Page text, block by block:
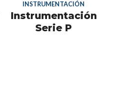
INSTRUMENTACIÓN
Instrumentación
Serie P